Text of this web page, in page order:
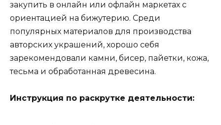
закупить в онлайн или офлайн маркетах с
ориентацией на бижутерию. Среди
популярных материалов для производства
авторских украшений, хорошо себя
зарекомендовали камни, бисер, пайетки, кожа,
тесьма и обработанная древесина.
Инструкция по раскрутке деятельности: